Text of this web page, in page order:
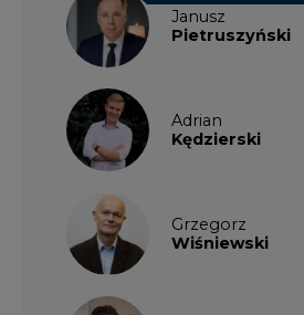
Janusz
Pietruszyński
Adrian
Kędzierski
Grzegorz
Wiśniewski